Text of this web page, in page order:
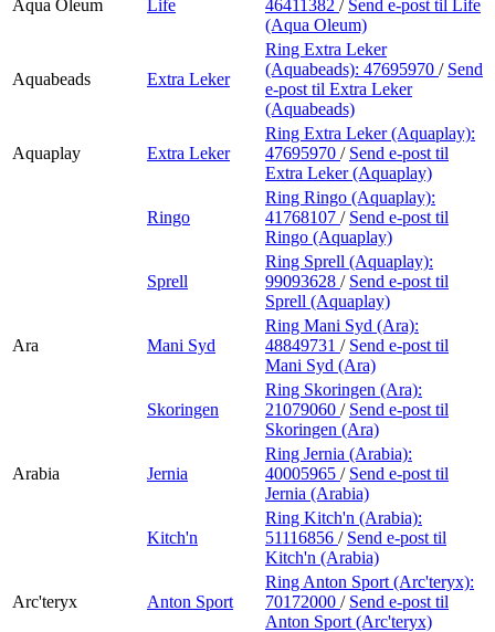
Aqua Oleum Life
46411382 / Send e-post til Life
(Aqua Oleum)
Aquabeads Extra Leker
Ring Extra Leker
(Aquabeads): 47695970 / Send
e-post til Extra Leker
(Aquabeads)
Aquaplay Extra Leker
Ring Extra Leker (Aquaplay):
47695970 / Send e-post til
Extra Leker (Aquaplay)
Ringo
Ring Ringo (Aquaplay):
41768107 / Send e-post til
Ringo (Aquaplay)
Sprell
Ring Sprell (Aquaplay):
99093628 / Send e-post til
Sprell (Aquaplay)
Ara Mani Syd
Ring Mani Syd (Ara):
48849731 / Send e-post til
Mani Syd (Ara)
Skoringen
Ring Skoringen (Ara):
21079060 / Send e-post til
Skoringen (Ara)
Arabia Jernia
Ring Jernia (Arabia):
40005965 / Send e-post til
Jernia (Arabia)
Kitch'n
Ring Kitch'n (Arabia):
51116856 / Send e-post til
Kitch'n (Arabia)
Arc'teryx Anton Sport
Ring Anton Sport (Arc'teryx):
70172000 / Send e-post til
Anton Sport (Arc'teryx)